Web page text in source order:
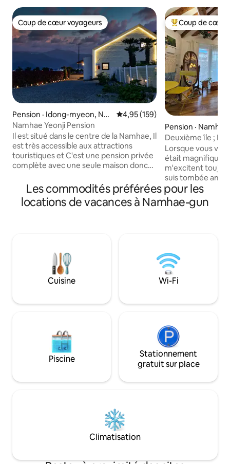
Coup de cœur voyageurs
Coup de cœur voyageurs
Pension · Idong-myeon, Na
mhae-gun
Note moyenne de 4,95 sur 5,
4,95 (159)
Namhae Yeonji Pension
Il est situé dans le centre de la Namhae, Il
est très accessible aux attractions
touristiques et C'est une pension privée
complète avec une seule maison donc
nocturne sont très beaux C'est une belle
pension dans un village rural calme. C'est
une structure à deux étages d'une
ambiance de camping, et il y a un auvent
extérieur, ce qui ajoute à l'ambiance par
temps pluvieux. Chambres 1 lit queen, 4
lits super simples, Il y a deux tapis
de lit est fourni. Cuisine Vaisselle,
riz électrique à pression (pour 10
personnes), divers assaisonnements,
table à manger pour 8 personnes, table
à manger pour 8 personnes, Zaigle,
Zaigle, Cuisinière à induction, micro-
ondes, réfrigérateur, bouilloire
quantité généreuse de serviettes,
brosse à dents, dentifrice, savon, gel
douche pour le corps, serviette pour le
sèche-cheveux, sèche-cheveux, sèche-
Coup de cœur
Coup de cœur
Pension ·
Deuxième île ;
hébergement
Kaerae/hanok
allemand et mer
Lorsque vous
était magnifique.
m'excitent
suis tombée
regard. J'ai
Première île; Jour
deuxième île; la
de puits. Une célébrité installée à
Namhae a fait
spécialisé dans
chevrons dans
commodité des
logement privé
Sur un terrain de
vous ouvrez la
jardin avec des
principal et une
comme chez
3 minutes à pied Les promenades en
Les commodités préférées pour les
locations de vacances à Namhae-gun
Cuisine Wi-Fi
Piscine
Stationnement
gratuit sur place
Climatisation